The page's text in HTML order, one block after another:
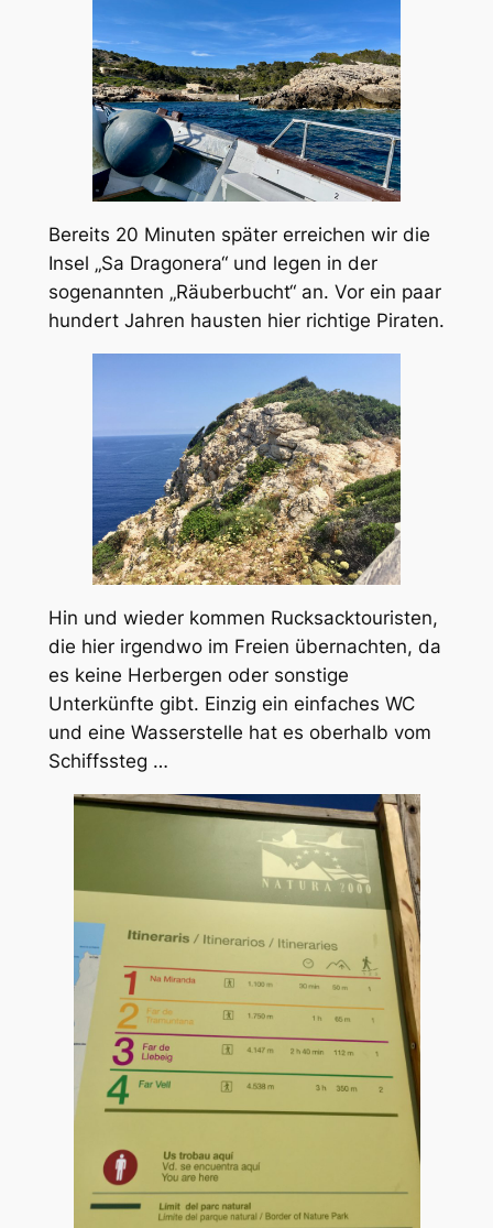
Bereits 20 Minuten später erreichen wir die
Insel „Sa Dragonera“ und legen in der
sogenannten „Räuberbucht“ an. Vor ein paar
hundert Jahren hausten hier richtige Piraten.
Hin und wieder kommen Rucksacktouristen,
die hier irgendwo im Freien übernachten, da
es keine Herbergen oder sonstige
Unterkünfte gibt. Einzig ein einfaches WC
und eine Wasserstelle hat es oberhalb vom
Schiffssteg …